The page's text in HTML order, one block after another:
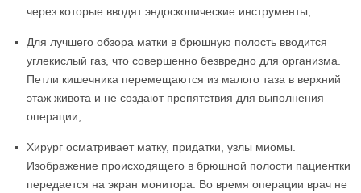
через которые вводят эндоскопические инструменты;
Для лучшего обзора матки в брюшную полость вводится
углекислый газ, что совершенно безвредно для организма.
Петли кишечника перемещаются из малого таза в верхний
этаж живота и не создают препятствия для выполнения
операции;
Хирург осматривает матку, придатки, узлы миомы.
Изображение происходящего в брюшной полости пациентки
передается на экран монитора. Во время операции врач не